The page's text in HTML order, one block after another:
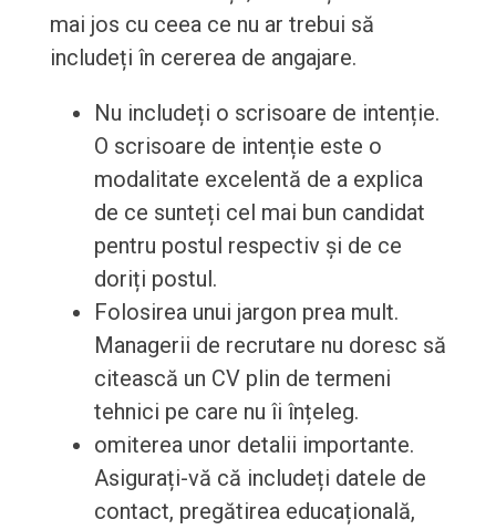
mai jos cu ceea ce nu ar trebui să
includeți în cererea de angajare.
Nu includeți o scrisoare de intenție.
O scrisoare de intenție este o
modalitate excelentă de a explica
de ce sunteți cel mai bun candidat
pentru postul respectiv și de ce
doriți postul.
Folosirea unui jargon prea mult.
Managerii de recrutare nu doresc să
citească un CV plin de termeni
tehnici pe care nu îi înțeleg.
omiterea unor detalii importante.
Asigurați-vă că includeți datele de
contact, pregătirea educațională,